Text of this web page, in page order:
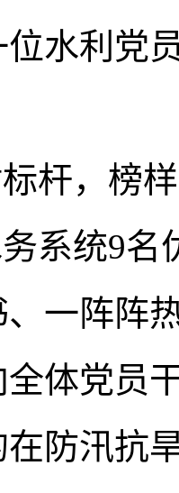
水利党
杆， 榜
系统9名
一阵阵
体党员
防汛抗